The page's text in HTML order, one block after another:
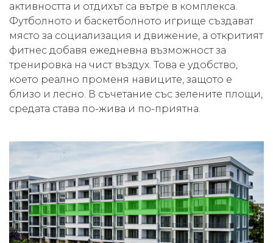
активността и отдихът са вътре в комплекса.
Футболното и баскетболното игрище създават
място за социализация и движение, а откритият
фитнес добавя ежедневна възможност за
тренировка на чист въздух. Това е удобство,
което реално променя навиците, защото е
близо и лесно. В съчетание със зелените площи,
средата става по-жива и по-приятна.